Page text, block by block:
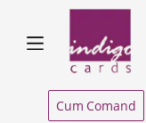
navigation
content
Cum Comand